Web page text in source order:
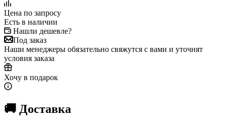
Цена по запросу
Есть в наличии
Нашли дешевле?
Под заказ
Наши менеджеры обязательно свяжутся с вами и уточнят
условия заказа
Хочу в подарок
🚚 Доставка